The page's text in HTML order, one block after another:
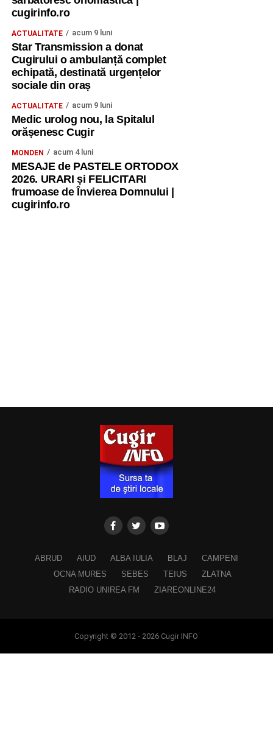
cugirinfo.ro
ACTUALITATE acum 9 luni
Star Transmission a donat
Cugirului o ambulanță complet
echipată, destinată urgențelor
sociale din oraș
ACTUALITATE acum 9 luni
Medic urolog nou, la Spitalul
orășenesc Cugir
MONDEN acum 4 luni
MESAJE de PASTELE ORTODOX
2026. URARI și FELICITARI
frumoase de Învierea Domnului |
cugirinfo.ro
ABRUD AIUD ALBA IULIA BLAJ
CAMPENI
OCNA MURES
SEBES TEIUS
ZLATNA
RADIO UNIREA FM
ZIAREONLINE24
Copyright © 2012 - 2026 Cugir INFO